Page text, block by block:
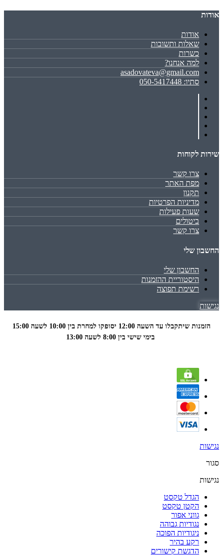
אודות
אודות
שאלות ותשובות
כשרות
למה אנחנו?
asadovateva@gmail.com
סתיו: 050-5417448
שירות לקוחות
צרו קשר
מפת האתר
תקנון
מדיניות הפרטיות
שעות פעילות
ביטולים
צרו קשר
החשבון שלי
החשבון שלי
היסטוריית ההזמנות
רשימת תפוצה
נגישות
הזמנות שיתקבלו עד השעה 12:00 יסופקו למחרת בין 10:00 לשעה
15:00
נגישות
סגור
נגישות
הגדל טקסט
הקטן טקסט
גווני אפור
נגודיות גבוהה
ניגודיות הפוכה
רקע בהיר
הדגשת קישורים